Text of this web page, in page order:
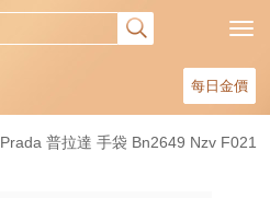
每日金價
Prada 普拉達 手袋 Bn2649 Nzv F021